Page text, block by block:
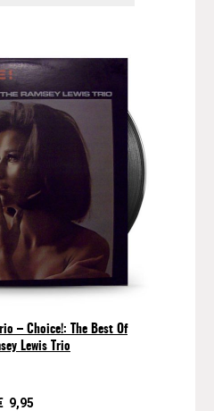
a
n
t
l
– Choice!: The Best Of
Lewis Trio
9,95